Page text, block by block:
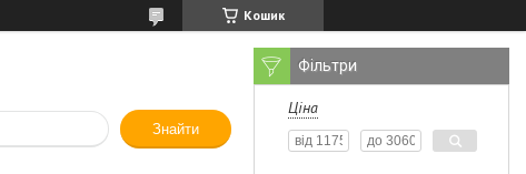
Кошик
Знайти
Фільтри
Ціна